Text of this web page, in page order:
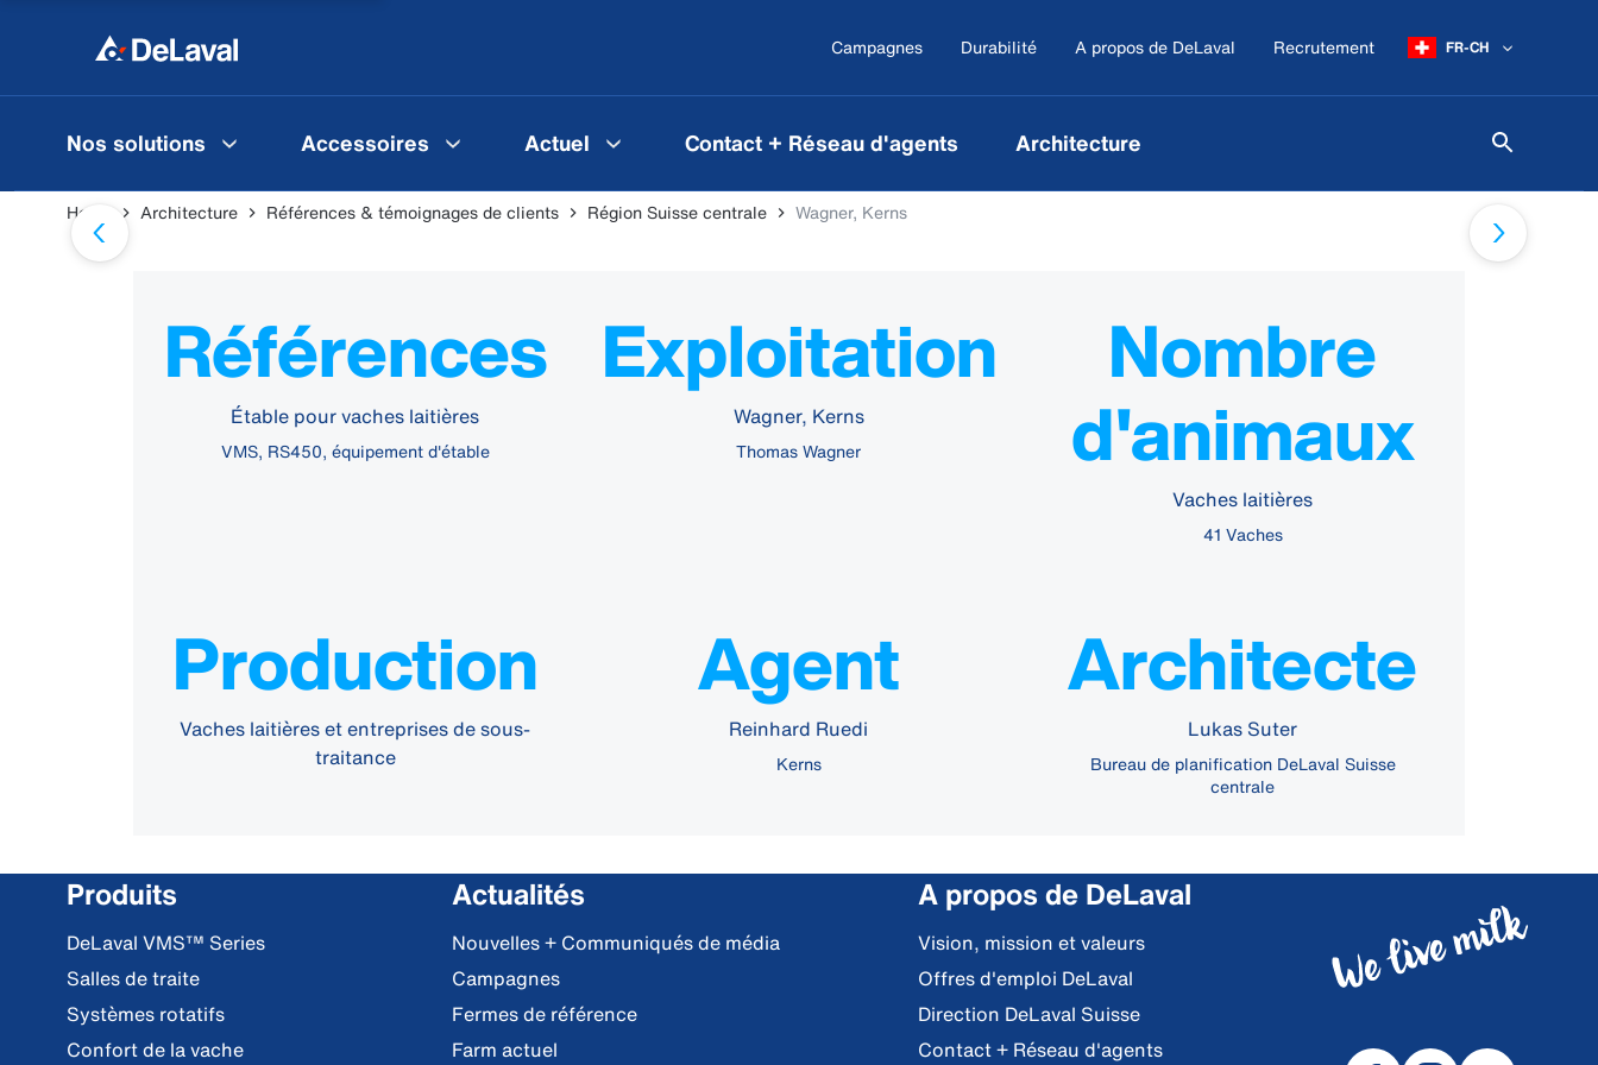
Campagnes Durabilité A propos de DeLaval Recrutement FR-CH
Nos solutions Accessoires Actuel Contact + Réseau d'agents Architecture
Home Architecture Références & témoignages de clients Région Suisse centrale Wagner, Kerns
Références
Étable pour vaches laitières
VMS, RS450, équipement d'étable
Exploitation
Wagner, Kerns
Thomas Wagner
Nombre
d'animaux
Vaches laitières
41 Vaches
Production
Vaches laitières et entreprises de sous-
traitance
Agent
Reinhard Ruedi
Kerns
Architecte
Lukas Suter
Bureau de planification DeLaval Suisse
centrale
Produits
DeLaval VMS™ Series
Salles de traite
Systèmes rotatifs
Confort de la vache
Actualités
Nouvelles + Communiqués de média
Campagnes
Fermes de référence
Farm actuel
A propos de DeLaval
Vision, mission et valeurs
Offres d'emploi DeLaval
Direction DeLaval Suisse
Contact + Réseau d'agents